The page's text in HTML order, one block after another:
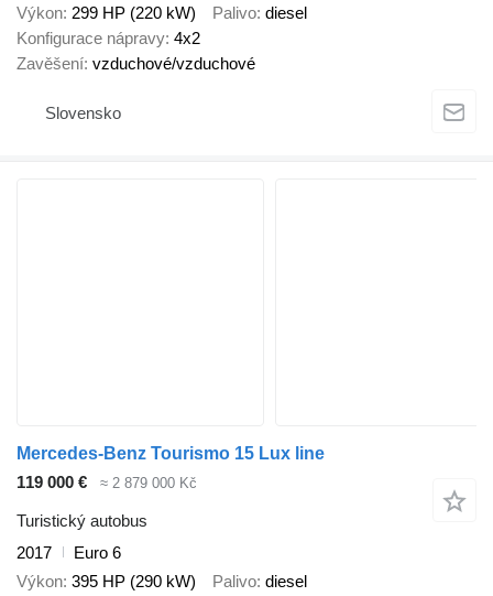
Výkon 299 HP (220 kW) Palivo diesel
Konfigurace nápravy 4x2
Zavěšení vzduchové/vzduchové
Slovensko
Mercedes-Benz Tourismo 15 Lux line
119 000 €
≈ 2 879 000 Kč
Turistický autobus
2017
Euro 6
Výkon 395 HP (290 kW) Palivo diesel